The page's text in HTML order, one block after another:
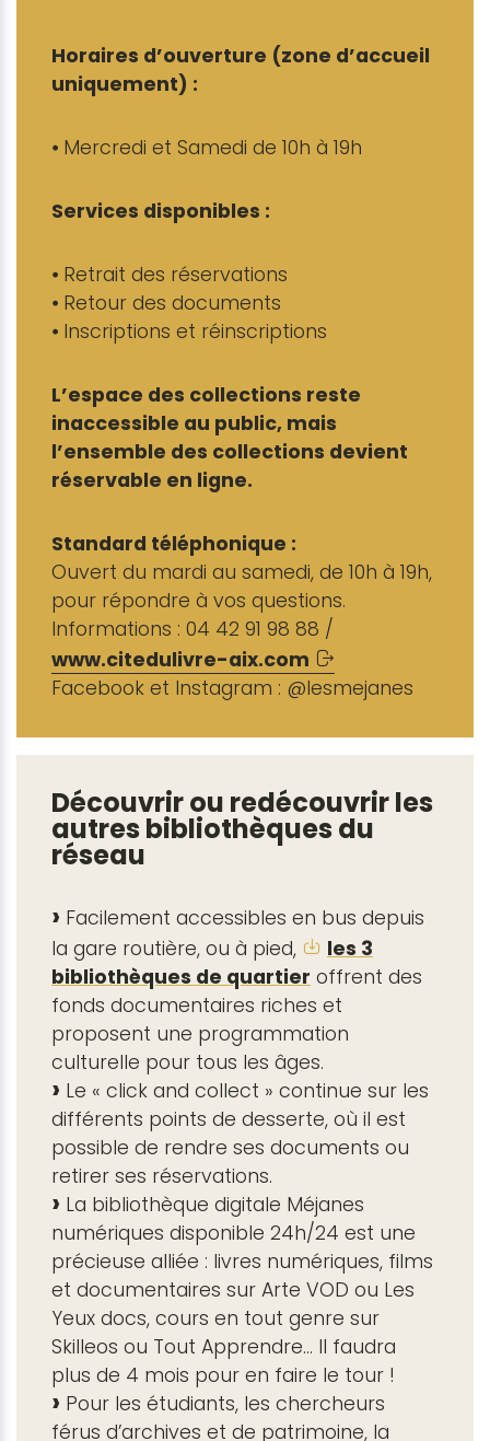
Horaires d’ouverture (zone d’accueil
uniquement) :
⦁ Mercredi et Samedi de 10h à 19h
Services disponibles :
⦁ Retrait des réservations
⦁ Retour des documents
⦁ Inscriptions et réinscriptions
L’espace des collections reste
inaccessible au public, mais
l’ensemble des collections devient
réservable en ligne.
Standard téléphonique :
Ouvert du mardi au samedi, de 10h à 19h,
pour répondre à vos questions.
Informations : 04 42 91 98 88 /
www.citedulivre-aix.com
Facebook et Instagram : @lesmejanes
Découvrir ou redécouvrir les
autres bibliothèques du
réseau
Facilement accessibles en bus depuis
la gare routière, ou à pied,
les 3
bibliothèques de quartier offrent des
fonds documentaires riches et
proposent une programmation
culturelle pour tous les âges.
Le « click and collect » continue sur les
différents points de desserte, où il est
possible de rendre ses documents ou
retirer ses réservations.
La bibliothèque digitale Méjanes
numériques disponible 24h/24 est une
précieuse alliée : livres numériques, films
et documentaires sur Arte VOD ou Les
Yeux docs, cours en tout genre sur
Skilleos ou Tout Apprendre... Il faudra
plus de 4 mois pour en faire le tour !
Pour les étudiants, les chercheurs
férus d’archives et de patrimoine, la